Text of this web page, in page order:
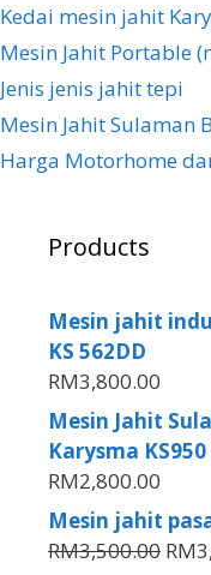
Kedai mesin jahit
Mesin Jahit Portable
Jenis jenis jahit tepi
Mesin Jahit Sulaman
Harga Motorhome
Products
Mesin jahit
KS 562DD
RM3,800.00
Mesin Jahit
Karysma KS950
RM2,800.00
Mesin jahit
RM3,500.00 RM